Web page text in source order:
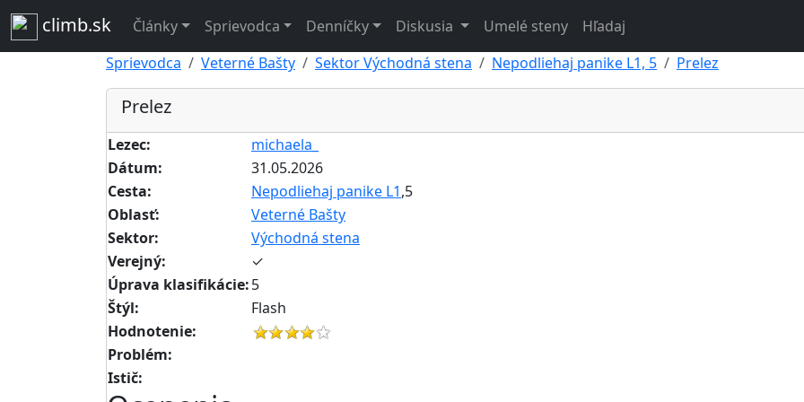
climb.sk Články Sprievodca Denníčky Diskusia Umelé steny Hľadaj
Sprievodca
Veterné Bašty Sektor Východná stena Nepodliehaj panike L1, 5 Prelez
Prelez
Lezec:
michaela_
Dátum:
31.05.2026
Cesta:
Nepodliehaj panike L1,5
Oblasť:
Veterné Bašty
Sektor:
Východná stena
Verejný:
✓
Úprava klasifikácie:5
Štýl:
Flash
Hodnotenie:
Problém:
Istič: